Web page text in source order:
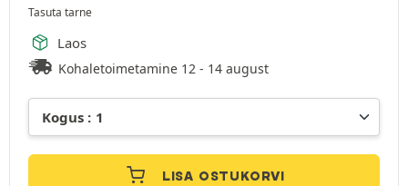
Tasuta tarne
Laos
Kohaletoimetamine 12 - 14 august
LISA OSTUKORVI